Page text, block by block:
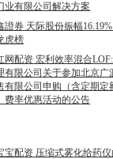
业有限公司解决方案
證券 天际股份振幅
虎榜
网配资 宏利效率混合
有限公司关于参加北京广
有限公司申购（含定期定
费率优惠活动的公告
宝配资 压缩式雾化给药